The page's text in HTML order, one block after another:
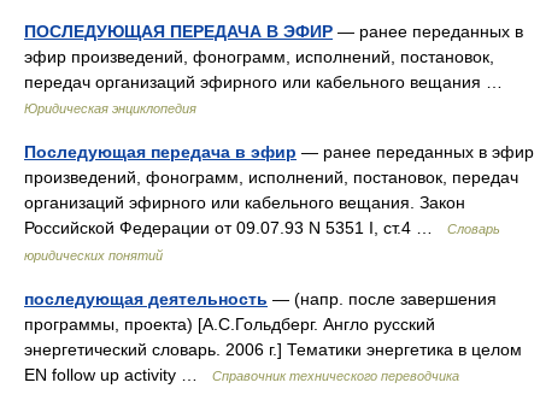
ПОСЛЕДУЮЩАЯ ПЕРЕДАЧА В ЭФИР — ранее переданных в
эфир произведений, фонограмм, исполнений, постановок,
передач организаций эфирного или кабельного вещания …
Юридическая энциклопедия
Последующая передача в эфир — ранее переданных в эфир
произведений, фонограмм, исполнений, постановок, передач
организаций эфирного или кабельного вещания. Закон
Российской Федерации от 09.07.93 N 5351 I, ст.4 …
Словарь
юридических понятий
последующая деятельность — (напр. после завершения
программы, проекта) [А.С.Гольдберг. Англо русский
энергетический словарь. 2006 г.] Тематики энергетика в целом
EN follow up activity …
Справочник технического переводчика